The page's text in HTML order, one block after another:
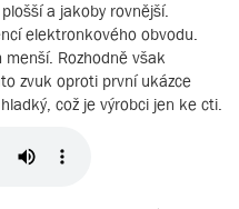
a jakoby rovnější.
elektronkového obvodu.
Rozhodně však
zvuk oproti první ukázce
což je výrobci jen ke cti.